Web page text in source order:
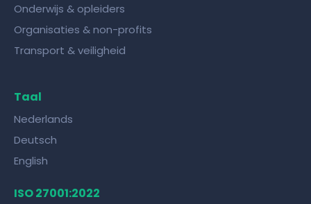
Onderwijs & opleiders
Organisaties & non-profits
Transport & veiligheid
Taal
Nederlands
Deutsch
English
ISO 27001:2022